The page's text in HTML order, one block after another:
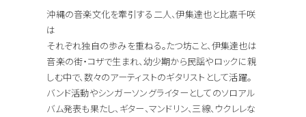
沖縄の音楽文化を牽引する二人、伊集達也と比嘉千咲
は
それぞれ独自の歩みを重ねる。たつ坊こと、伊集達也は
音楽の街・コザで生まれ、幼少期から民謡やロックに親
しむ中で、数々のアーティストのギタリストとして活躍。
バンド活動やシンガーソングライターとしてのソロアル
バム発表も果たし、ギター、マンドリン、三線、ウクレレな